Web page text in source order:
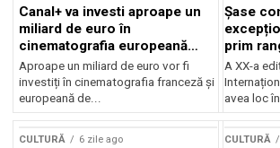
Canal+ va investi aproape un
miliard de euro în
cinematografia europeană
până în 2032
Aproape un miliard de euro vor fi
investiți în cinematografia franceză și
europeană de...
Șase
prim
A XX-a
avea loc
CULTURĂ 6 zile ago CULTURĂ